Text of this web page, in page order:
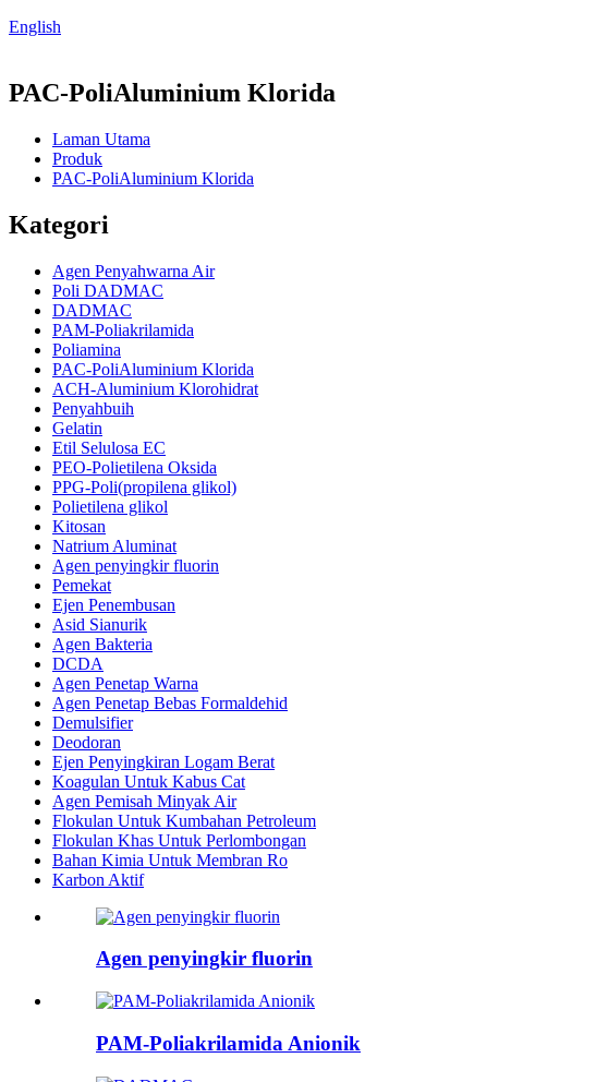
English
PAC-PoliAluminium Klorida
Laman Utama
Produk
PAC-PoliAluminium Klorida
Kategori
Agen Penyahwarna Air
Poli DADMAC
DADMAC
PAM-Poliakrilamida
Poliamina
PAC-PoliAluminium Klorida
ACH-Aluminium Klorohidrat
Penyahbuih
Gelatin
Etil Selulosa EC
PEO-Polietilena Oksida
PPG-Poli(propilena glikol)
Polietilena glikol
Kitosan
Natrium Aluminat
Agen penyingkir fluorin
Pemekat
Ejen Penembusan
Asid Sianurik
Agen Bakteria
DCDA
Agen Penetap Warna
Agen Penetap Bebas Formaldehid
Demulsifier
Deodoran
Ejen Penyingkiran Logam Berat
Koagulan Untuk Kabus Cat
Agen Pemisah Minyak Air
Flokulan Untuk Kumbahan Petroleum
Flokulan Khas Untuk Perlombongan
Bahan Kimia Untuk Membran Ro
Karbon Aktif
Agen penyingkir fluorin
PAM-Poliakrilamida Anionik